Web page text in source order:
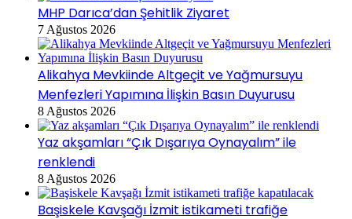
MHP Darıca’dan Şehitlik Ziyaret
7 Ağustos 2026
Alikahya Mevkiinde Altgeçit ve Yağmursuyu
Menfezleri Yapımına İlişkin Basın Duyurusu
8 Ağustos 2026
Yaz akşamları “Çık Dışarıya Oynayalım” ile
renklendi
8 Ağustos 2026
Başiskele Kavşağı İzmit istikameti trafiğe